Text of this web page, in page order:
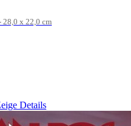
28,0 x 22,0 cm
Details